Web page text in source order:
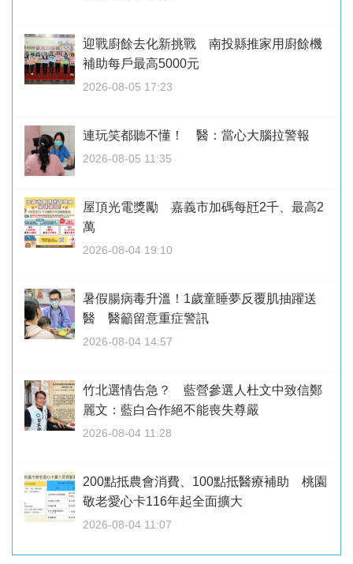
迎戰廚餘去化新挑戰 南投縣推家用廚餘機
補助每戶最高5000元
2026-08-05 17:23
連玩笑都聽不懂！ 醫：當心大腦拉警報
2026-08-05 11:35
屋頂光電獎勵 嘉義市加碼每瓩2千、最高2
萬
2026-08-04 19:10
暑假腸病毒升溫！1歲童睡夢反覆肌抽躍送
醫 醫籲留意重症警訊
2026-08-04 14:57
竹北選情告急？ 藍營參選人杜文中致信鄭
麗文：藍白合作絕不能喪失尊嚴
2026-08-04 11:28
200點抵農會消費、100點抵醫療補助 桃園
敬老愛心卡116年起全面擴大
2026-08-04 11:07